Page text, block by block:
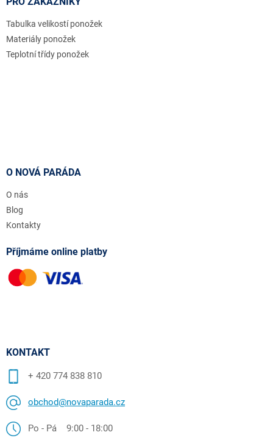
Tabulka velikostí ponožek
Materiály ponožek
Teplotní třídy ponožek
O NOVÁ PARÁDA
O nás
Blog
Kontakty
Příjmáme online platby
KONTAKT
+ 420 774 838 810
obchod@novaparada.cz
Po - Pá 9:00 - 18:00